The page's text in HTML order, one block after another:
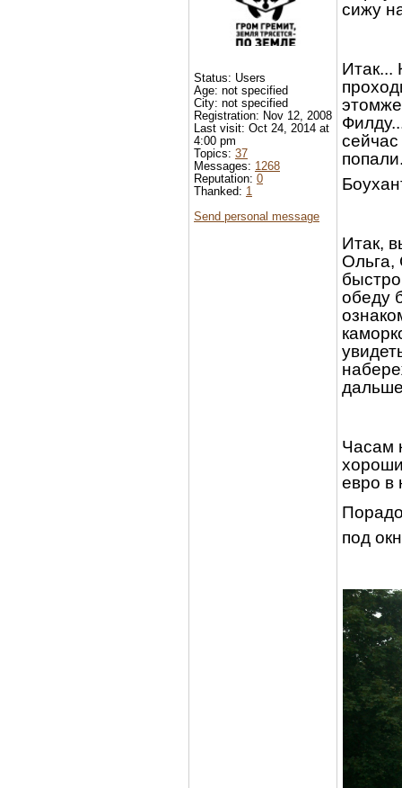
сижу
Итак...
Итак,
Ольга,
обеду
Часам
евро в
под
Status: Users
Age: not specified
City: not specified
Registration: Nov 12, 2008
Last visit: Oct 24, 2014 at
4:00 pm
Topics: 37
Messages: 1268
Reputation: 0
Thanked: 1
Send personal message